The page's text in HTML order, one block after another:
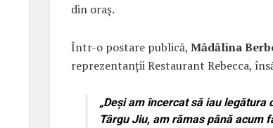
din oraș.
Într-o postare publică, Mădălina
reprezentanții Restaurant Rebecca,
„Deși am încercat să iau legătura
Târgu Jiu, am rămas până acum